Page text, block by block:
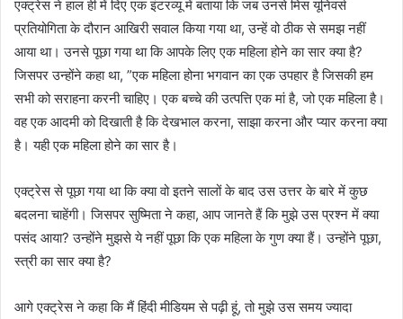
एक्ट्रेस ने हाल ही में दिए एक इंटरव्यू में बताया कि जब उनसे मिस यूनिवर्स
प्रतियोगिता के दौरान आखिरी सवाल किया गया था, उन्हें वो ठीक से समझ नहीं
आया था। उनसे पूछा गया था कि आपके लिए एक महिला होने का सार क्या है?
जिसपर उन्होंने कहा था, ”एक महिला होना भगवान का एक उपहार है जिसकी हम
सभी को सराहना करनी चाहिए। एक बच्चे की उत्पत्ति एक मां है, जो एक महिला है।
वह एक आदमी को दिखाती है कि देखभाल करना, साझा करना और प्यार करना क्या
है। यही एक महिला होने का सार है।
एक्ट्रेस से पूछा गया था कि क्या वो इतने सालों के बाद उस उत्तर के बारे में कुछ
बदलना चाहेंगी। जिसपर सुष्मिता ने कहा, आप जानते हैं कि मुझे उस प्रश्न में क्या
पसंद आया? उन्होंने मुझसे ये नहीं पूछा कि एक महिला के गुण क्या हैं। उन्होंने पूछा,
स्त्री का सार क्या है?
आगे एक्ट्रेस ने कहा कि मैं हिंदी मीडियम से पढ़ी हूं, तो मुझे उस समय ज्यादा